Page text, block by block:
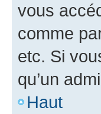
vous
comme
etc. Si
qu’un
Haut